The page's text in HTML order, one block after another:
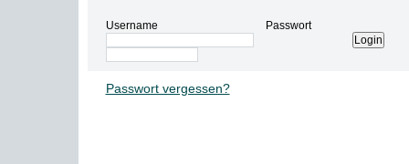
Username Passwort
Passwort vergessen?